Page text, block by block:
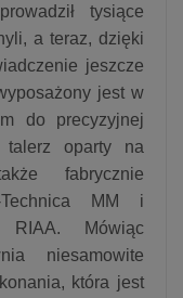
tysiące
a teraz, dzięki
jeszcze
jest w
do precyzyjnej
talerz oparty na
fabrycznie
Technica MM i
RIAA. Mówiąc
niesamowite
która jest